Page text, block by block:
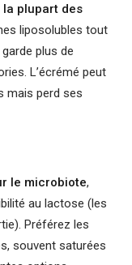
plupart des
liposolubles tout
plus de
L’écrémé peut
mais perd ses
le microbiote,
au lactose (les
Préférez les
souvent saturées